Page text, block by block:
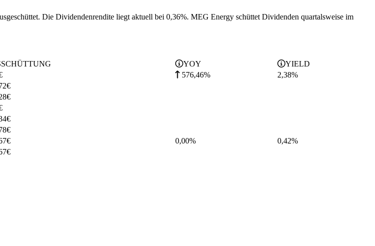
Die Dividendenrendite liegt aktuell bei 0,36%. MEG Energy schüttet Dividenden quartalsweise im
YOY
YIELD
576,46% 2,38%
€
€
€
€
€ 0,00% 0,42%
€